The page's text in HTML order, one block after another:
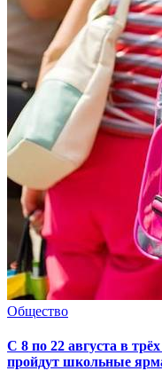
Общество
С 8 по 22 августа в
пройдут школьные